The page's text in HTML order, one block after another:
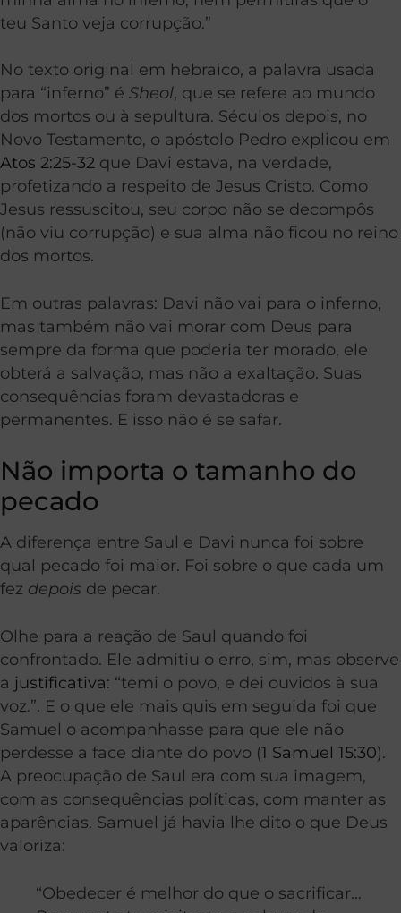
teu Santo veja corrupção.”
No texto original em hebraico, a palavra usada
para “inferno” é Sheol, que se refere ao mundo
dos mortos ou à sepultura. Séculos depois, no
Novo Testamento, o apóstolo Pedro explicou em
Atos 2:25-32 que Davi estava, na verdade,
profetizando a respeito de Jesus Cristo. Como
Jesus ressuscitou, seu corpo não se decompôs
(não viu corrupção) e sua alma não ficou no reino
dos mortos.
Em outras palavras: Davi não vai para o inferno,
mas também não vai morar com Deus para
sempre da forma que poderia ter morado, ele
obterá a salvação, mas não a exaltação. Suas
consequências foram devastadoras e
permanentes. E isso não é se safar.
Não importa o tamanho do
pecado
A diferença entre Saul e Davi nunca foi sobre
qual pecado foi maior. Foi sobre o que cada um
fez depois de pecar.
Olhe para a reação de Saul quando foi
confrontado. Ele admitiu o erro, sim, mas observe
a justificativa: “temi o povo, e dei ouvidos à sua
voz.”. E o que ele mais quis em seguida foi que
Samuel o acompanhasse para que ele não
perdesse a face diante do povo (1 Samuel 15:30).
A preocupação de Saul era com sua imagem,
com as consequências políticas, com manter as
aparências. Samuel já havia lhe dito o que Deus
valoriza:
“Obedecer é melhor do que o sacrificar…